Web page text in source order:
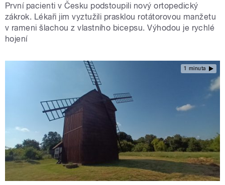
První pacienti v Česku podstoupili nový ortopedický
zákrok. Lékaři jim vyztužili prasklou rotátorovou manžetu
v rameni šlachou z vlastního bicepsu. Výhodou je rychlé
hojení
1 minuta